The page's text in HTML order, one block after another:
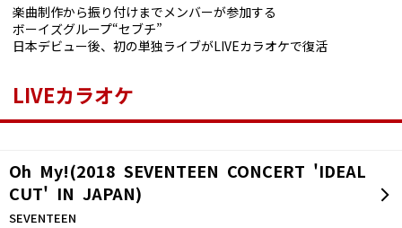
楽曲制作から振り付けまでメンバーが参加する
ボーイズグループ“セブチ”
日本デビュー後、初の単独ライブがLIVEカラオケで復活
LIVEカラオケ
Oh My!(2018 SEVENTEEN CONCERT 'IDEAL
CUT' IN JAPAN)
SEVENTEEN